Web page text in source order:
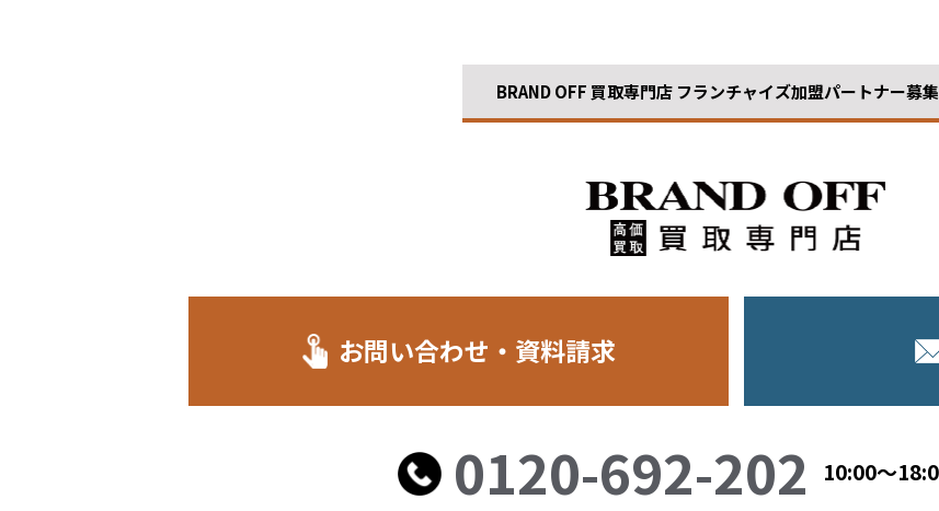
BRAND OFF 買取専門店 フランチャイズ加盟パートナー募
お問い合わせ・資料請求
0120-692-202 10:00～